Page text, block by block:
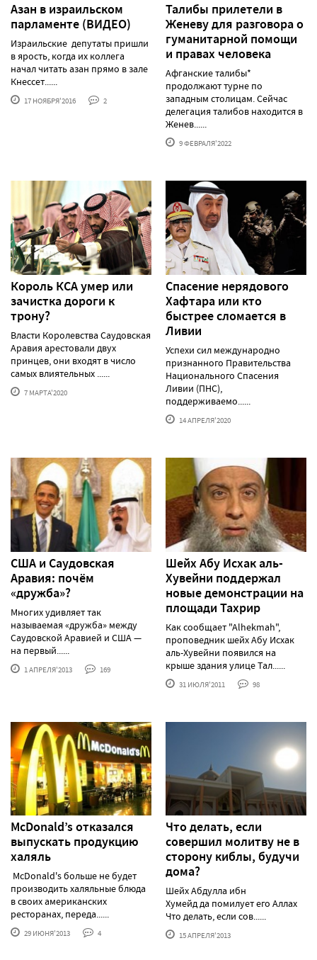
Азан в израильском
парламенте (ВИДЕО)
Израильские депутаты пришли
в ярость, когда их коллега
начал читать азан прямо в зале
Кнессет......
17 НОЯБРЯ'2016 2
Талибы прилетели в
Женеву для разговора о
гуманитарной помощи
и правах человека
Афганские талибы*
продолжают турне по
западным столицам. Сейчас
делегация талибов находится в
Женев......
9 ФЕВРАЛЯ'2022
Король КСА умер или
зачистка дороги к
трону?
Власти Королевства Саудовская
Аравия арестовали двух
принцев, они входят в число
самых влиятельных ......
7 МАРТА'2020
Спасение нерядового
Хафтара или кто
быстрее сломается в
Ливии
Успехи сил международно
признанного Правительства
Национального Спасения
Ливии (ПНС),
поддерживаемо......
14 АПРЕЛЯ'2020
США и Саудовская
Аравия: почём
«дружба»?
Многих удивляет так
называемая «дружба» между
Саудовской Аравией и США —
на первый......
1 АПРЕЛЯ'2013 169
Шейх Абу Исхак аль-
Хувейни поддержал
новые демонстрации на
площади Тахрир
Как сообщает "Аlhekmah",
проповедник шейх Абу Исхак
аль-Хувейни появился на
крыше здания улице Тал......
31 ИЮЛЯ'2011 98
McDonald’s отказался
выпускать продукцию
халяль
McDonald's больше не будет
производить халяльные блюда
в своих американских
ресторанах, переда......
29 ИЮНЯ'2013 4
Что делать, если
совершил молитву не в
сторону киблы, будучи
дома?
Шейх Абдулла ибн
Хумейд да помилует его Аллах
Что делать, если сов......
15 АПРЕЛЯ'2013